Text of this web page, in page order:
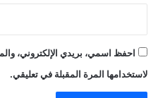
احفظ اسمي، بريدي الإلكتروني،
لاستخدامها المرة المقبلة في تعليقي.